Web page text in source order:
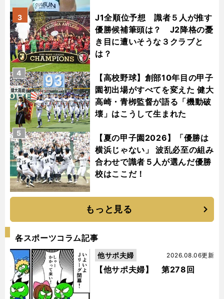
J1全順位予想 識者５人が推す
優勝候補筆頭は？ J2降格の憂
き目に遭いそうな３クラブと
は？
3
【高校野球】創部10年目の甲子
園初出場がすべてを変えた 健大
高崎・青栁監督が語る「機動破
壊」はこうして生まれた
4
【夏の甲子園2026】「優勝は
横浜じゃない」 波乱必至の組み
合わせで識者５人が選んだ優勝
校はここだ！
5
もっと見る
各スポーツコラム記事
【他サポ夫婦】 第278回
2026.08.06更新
他サポ夫婦